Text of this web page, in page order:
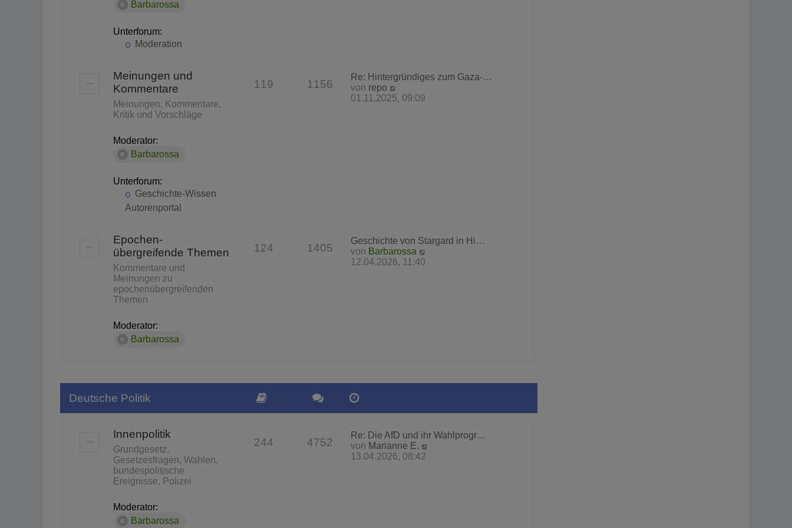
Barbarossa
Unterforum:
Moderation
g
Meinungen und
Kommentare
Meinungen, Kommentare,
Kritik und Vorschläge
Moderator:
Barbarossa
Unterforum:
Geschichte-Wissen
Autorenportal
119 1156
Re: Hintergründiges zum Gaza-…
von repo
e
01.11.2025, 09:09
Epochen-
übergreifende Themen
Kommentare und
Meinungen zu
epochenübergreifenden
Themen
Moderator:
Barbarossa
124 1405
Geschichte von Stargard in Hi…
von Barbarossa
12.04.2026, 11:40
Deutsche Politik
Innenpolitik
Grundgesetz,
Gesetzesfragen, Wahlen,
bundespolitische
Ereignisse, Polizei
Moderator:
Barbarossa
244 4752
Re: Die AfD und ihr Wahlprogr…
von Marianne E.
13.04.2026, 08:42